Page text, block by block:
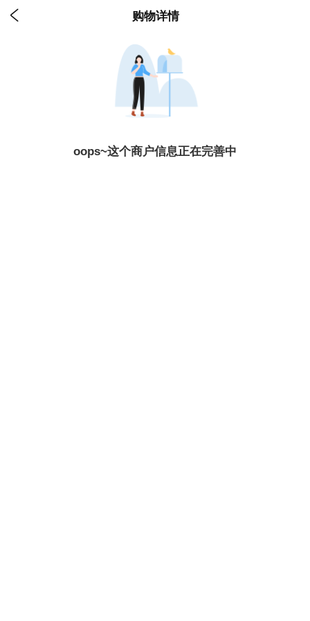
 购物详情
oops~这个商户信息正在完善中